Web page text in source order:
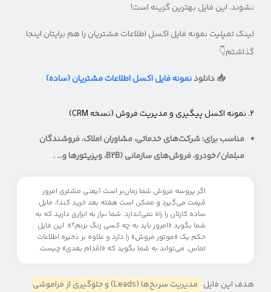
نشوند، این فایل بهترین گزینه است!
لینک تمپلیت نمونه فایل اکسل اطلاعات مشتریان را هم برایتان اینجا
گذاشتم👇
📥 دانلودنمونه فایل اکسل اطلاعات مشتریان (ساده)
مناسب برای: شرکت‌های خدماتی، مشاوران املاک، فروشندگان
مبلمان/خودرو، فروش‌های سازمانی (B2B، ویزیتورها و… .
اگر پروسه فروش شما زمان‌بر است (یعنی مشتری امروز
قیمت می‌گیرد و ممکن است هفته بعد خرید کند)، فایل
ساده کارتان را راه نمی‌اندازد. شما نیاز به ابزاری دارید که به
شما بگوید «امروز باید به چه کسی زنگ بزنم؟». این فایل
حکم یک «موتور فروش» را دارد و علاوه بر ذخیره اطلاعات
تماس، می‌تواند به شما بگوید که «اقدام بعدی» چیست.
هدف این فایل
مدیریت سرنخ‌ها (Leads) و جلوگیری از فراموشی